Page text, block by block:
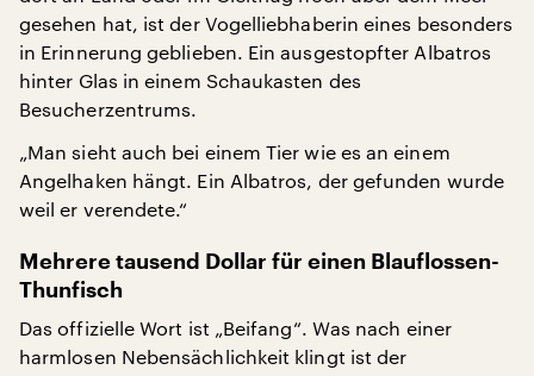
gesehen hat, ist der Vogelliebhaberin eines besonders
in Erinnerung geblieben. Ein ausgestopfter Albatros
hinter Glas in einem Schaukasten des
Besucherzentrums.
„Man sieht auch bei einem Tier wie es an einem
Angelhaken hängt. Ein Albatros, der gefunden wurde
weil er verendete.“
Mehrere tausend Dollar für einen Blauflossen-
Thunfisch
Das offizielle Wort ist „Beifang“. Was nach einer
harmlosen Nebensächlichkeit klingt ist der